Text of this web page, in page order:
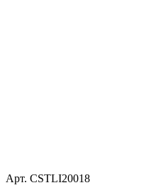
Арт. CSTLI20018